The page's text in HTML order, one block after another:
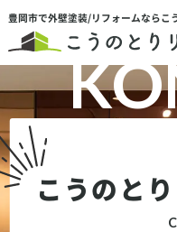
豊岡市で外壁塗装/リフォームならこ
こうのと